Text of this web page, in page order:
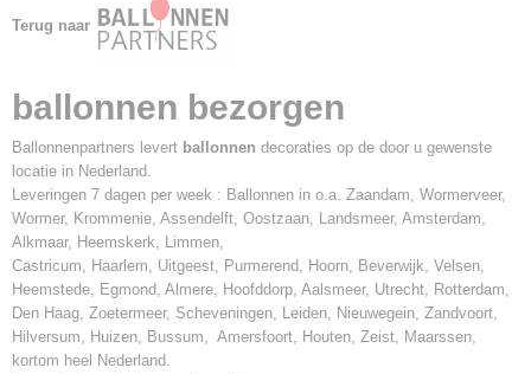
Terug naar
ballonnen bezorgen
Ballonnenpartners levert ballonnen decoraties op de door u gewenste
locatie in Nederland.
Leveringen 7 dagen per week : Ballonnen in o.a. Zaandam, Wormerveer,
Wormer, Krommenie, Assendelft, Oostzaan, Landsmeer, Amsterdam,
Alkmaar, Heemskerk, Limmen,
Castricum, Haarlem, Uitgeest, Purmerend, Hoorn, Beverwijk, Velsen,
Heemstede, Egmond, Almere, Hoofddorp, Aalsmeer, Utrecht, Rotterdam,
Den Haag, Zoetermeer, Scheveningen, Leiden, Nieuwegein, Zandvoort,
Hilversum, Huizen, Bussum, Amersfoort, Houten, Zeist, Maarssen,
kortom heel Nederland.